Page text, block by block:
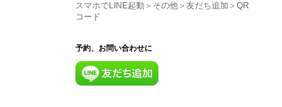
スマホでLINE起動＞その他＞友だち追加＞QR
コード
予約、お問い合わせに